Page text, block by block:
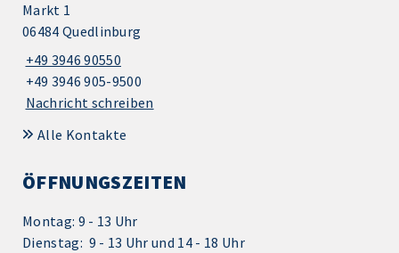
Markt 1
06484 Quedlinburg
+49 3946 90550
+49 3946 905-9500
Nachricht schreiben
Alle Kontakte
ÖFFNUNGSZEITEN
Montag: 9 - 13 Uhr
Dienstag: 9 - 13 Uhr und 14 - 18 Uhr